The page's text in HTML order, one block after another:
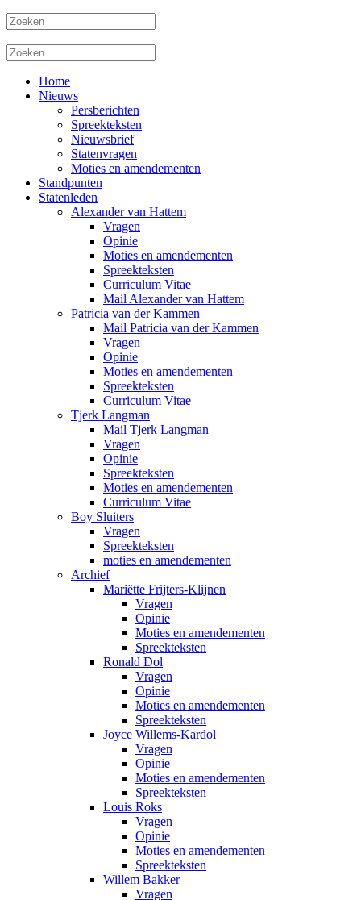
Home
Nieuws
Persberichten
Spreekteksten
Nieuwsbrief
Statenvragen
Moties en amendementen
Standpunten
Statenleden
Alexander van Hattem
Vragen
Opinie
Moties en amendementen
Spreekteksten
Curriculum Vitae
Mail Alexander van Hattem
Patricia van der Kammen
Mail Patricia van der Kammen
Vragen
Opinie
Moties en amendementen
Spreekteksten
Curriculum Vitae
Tjerk Langman
Mail Tjerk Langman
Vragen
Opinie
Spreekteksten
Moties en amendementen
Curriculum Vitae
Boy Sluiters
Vragen
Spreekteksten
moties en amendementen
Archief
Mariëtte Frijters-Klijnen
Vragen
Opinie
Moties en amendementen
Spreekteksten
Ronald Dol
Vragen
Opinie
Moties en amendementen
Spreekteksten
Joyce Willems-Kardol
Vragen
Opinie
Moties en amendementen
Spreekteksten
Louis Roks
Vragen
Opinie
Moties en amendementen
Spreekteksten
Willem Bakker
Vragen